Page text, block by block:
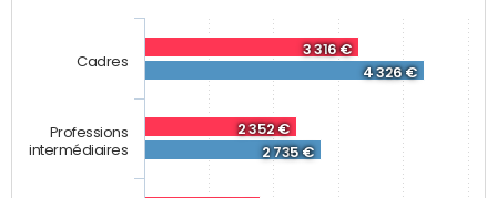
3 316 €
2 352 €
4 326 €
2 735 €
Cadres
Professions
intermédiaires